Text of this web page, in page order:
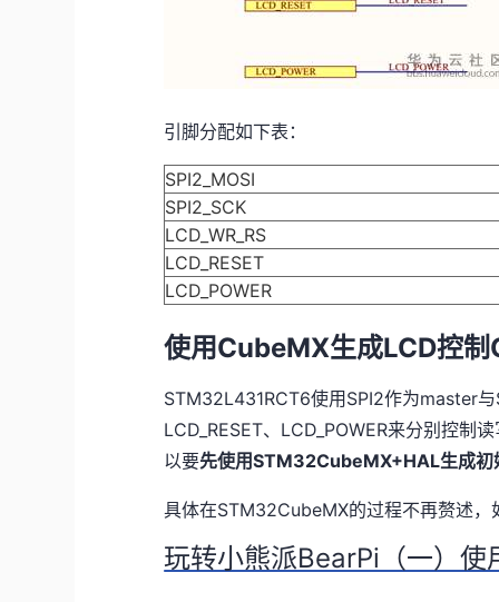
引脚分配如下表：
SPI2_MOSI
SPI2_SCK
LCD_WR_RS
LCD_RESET
LCD_POWER
使用CubeMX生成LCD控
STM32L431RCT6使用SPI2作为master
LCD_RESET、LCD_POWER来分别控制
以要先使用STM32CubeMX+HAL生成初
具体在STM32CubeMX的过程不再赘述
玩转小熊派BearPi（一）